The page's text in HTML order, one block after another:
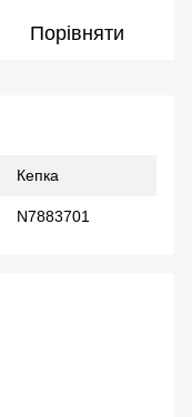
Порівняти
Кепка
N7883701